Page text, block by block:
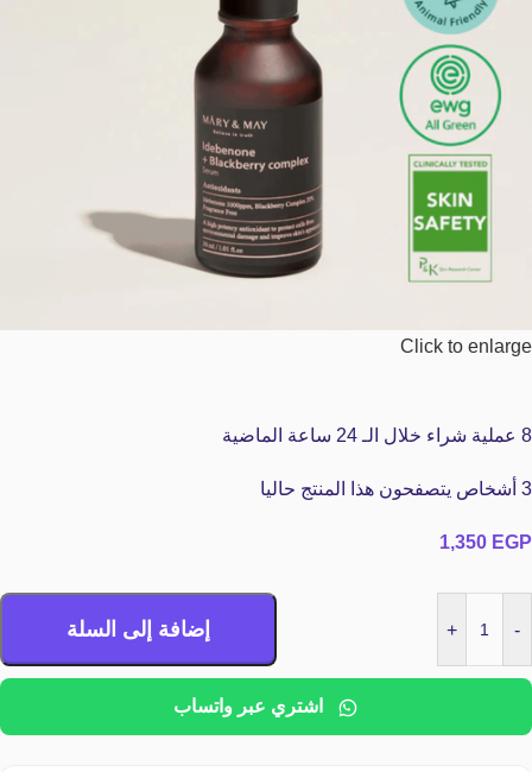
Click to enlarge
8 عملية شراء خلال الـ 24 ساعة الماضية
3 أشخاص يتصفحون هذا المنتج حاليا
1,350 EGP
-
+ إضافة إلى السلة
اشتري عبر واتساب